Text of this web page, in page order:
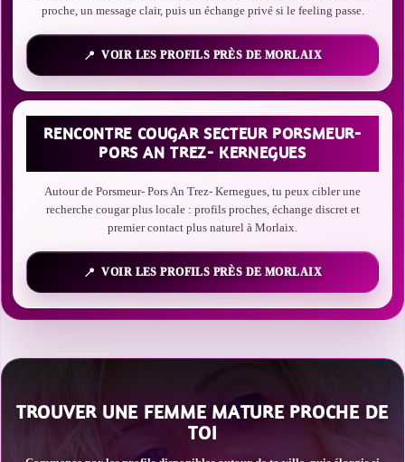
proche, un message clair, puis un échange privé si le feeling passe.
VOIR LES PROFILS PRÈS DE MORLAIX
RENCONTRE COUGAR SECTEUR PORSMEUR-
PORS AN TREZ- KERNEGUES
Autour de Porsmeur- Pors An Trez- Kernegues, tu peux cibler une
recherche cougar plus locale : profils proches, échange discret et
premier contact plus naturel à Morlaix.
VOIR LES PROFILS PRÈS DE MORLAIX
TROUVER UNE FEMME MATURE PROCHE DE
TOI